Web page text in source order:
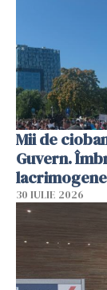
Mii de
Guvern.
lacrimogene
30 IULIE 2026